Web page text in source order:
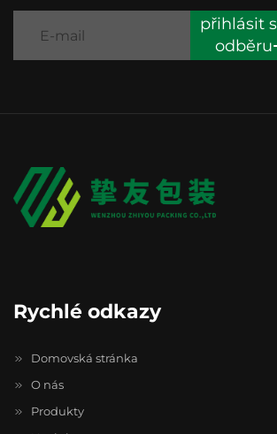
přihlásit
odběru
Rychlé odkazy
Domovská stránka
O nás
Produkty